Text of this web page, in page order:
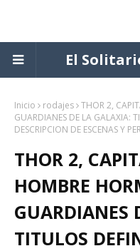
El
Inicio rodajes THOR 2,
GUARDIANES DE LA GALAXIA:
DESCRIPCION DE ESCENAS Y
THOR 2,
HOMBRE
GUARDIANES
TITULOS